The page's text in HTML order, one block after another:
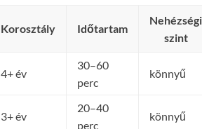
Korosztály Időtartam
Nehézségi
szint
4+ év
30–60
perc
könnyű
3+ év
20–40
perc
könnyű